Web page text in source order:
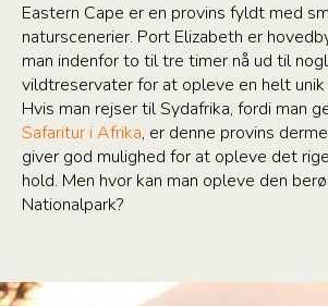
Eastern Cape er en provins fyldt med
naturscenerier. Port Elizabeth er
man indenfor to til tre timer nå ud til
vildtreservater for at opleve en helt unik
Hvis man rejser til Sydafrika, fordi man
Safaritur i Afrika, er denne provins
giver god mulighed for at opleve det
hold. Men hvor kan man opleve den
Nationalpark?